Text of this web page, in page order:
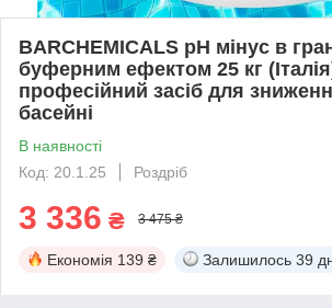
BARCHEMICALS pH мінус в
буферним ефектом 25 кг
професійний засіб для
басейні
В наявності
Код: 20.1.25
Роздріб
3 336 ₴ 3 475 ₴
Економія 139 ₴ Залишилось 39